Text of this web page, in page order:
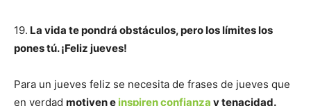
19. La vida te pondrá obstáculos, pero los límites los
pones tú. ¡Feliz jueves!
Para un jueves feliz se necesita de frases de jueves que
en verdad motiven e inspiren confianza y tenacidad.